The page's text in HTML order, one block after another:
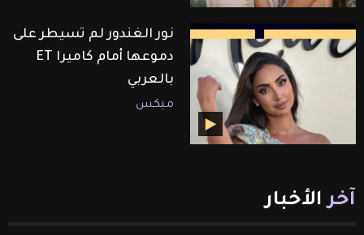
نور الغندور لم تسيطر على
دموعها أمام كاميرا ET
بالعربي
ميكس
آخر الأخبار